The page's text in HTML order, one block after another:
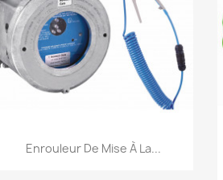
Aperçu rapide
Enrouleur De Mise À La...